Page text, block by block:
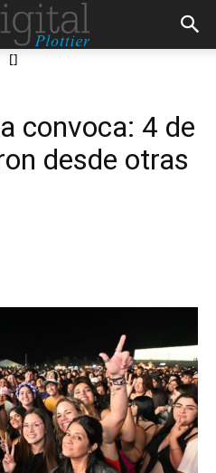
[]
convoca: 4 de
desde otras